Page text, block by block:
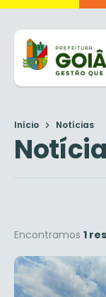
Início Notícias
Encontramos 1